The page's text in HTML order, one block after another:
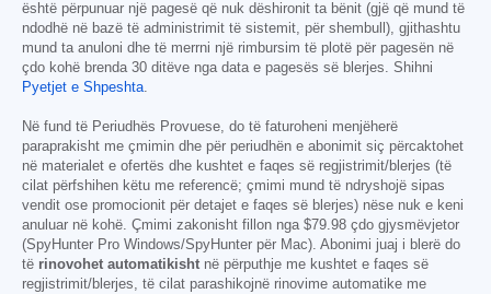
është përpunuar një pagesë që nuk dëshironit ta bënit (gjë që mund të
ndodhë në bazë të administrimit të sistemit, për shembull), gjithashtu
mund ta anuloni dhe të merrni një rimbursim të plotë për pagesën në
çdo kohë brenda 30 ditëve nga data e pagesës së blerjes. Shihni
Pyetjet e Shpeshta.
Në fund të Periudhës Provuese, do të faturoheni menjëherë
paraprakisht me çmimin dhe për periudhën e abonimit siç përcaktohet
në materialet e ofertës dhe kushtet e faqes së regjistrimit/blerjes (të
cilat përfshihen këtu me referencë; çmimi mund të ndryshojë sipas
vendit ose promocionit për detajet e faqes së blerjes) nëse nuk e keni
anuluar në kohë. Çmimi zakonisht fillon nga $79.98 çdo gjysmëvjetor
(SpyHunter Pro Windows/SpyHunter për Mac). Abonimi juaj i blerë do
të rinovohet automatikisht në përputhje me kushtet e faqes së
regjistrimit/blerjes, të cilat parashikojnë rinovime automatike me